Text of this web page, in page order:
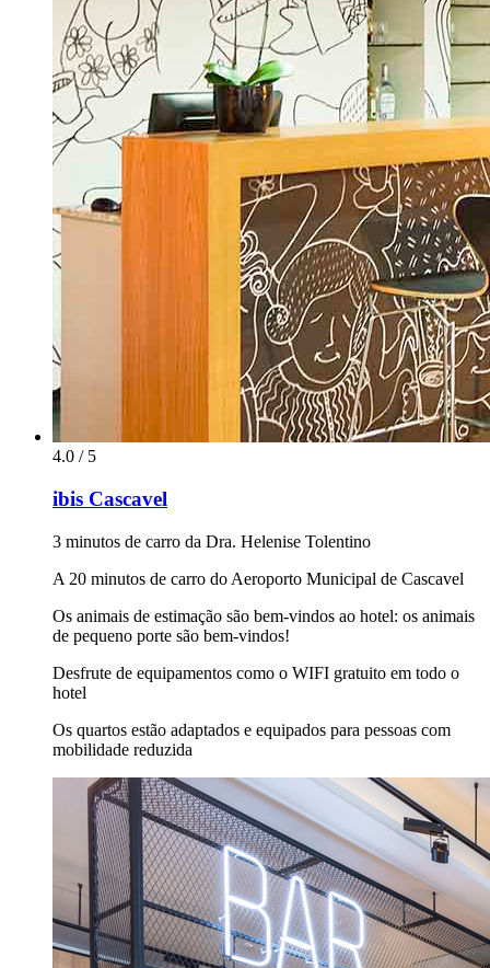
4.0 / 5
ibis Cascavel
3 minutos de carro da Dra. Helenise Tolentino
A 20 minutos de carro do Aeroporto Municipal de Cascavel
Os animais de estimação são bem-vindos ao hotel: os animais
de pequeno porte são bem-vindos!
Desfrute de equipamentos como o WIFI gratuito em todo o
hotel
Os quartos estão adaptados e equipados para pessoas com
mobilidade reduzida